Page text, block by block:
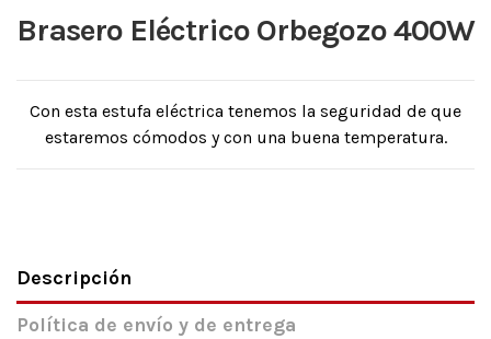
Brasero Eléctrico Orbegozo 400W
Con esta estufa eléctrica tenemos la seguridad de que
estaremos cómodos y con una buena temperatura.
Descripción
Política de envío y de entrega